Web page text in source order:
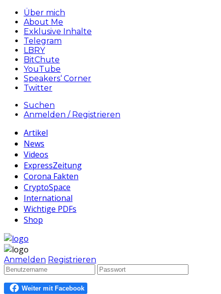
Über mich
About Me
Exklusive Inhalte
Telegram
LBRY
BitChute
YouTube
Speakers‘ Corner
Twitter
Suchen
Anmelden / Registrieren
Artikel
News
Videos
ExpressZeitung
Corona Fakten
CryptoSpace
International
Wichtige PDFs
Shop
Anmelden Registrieren